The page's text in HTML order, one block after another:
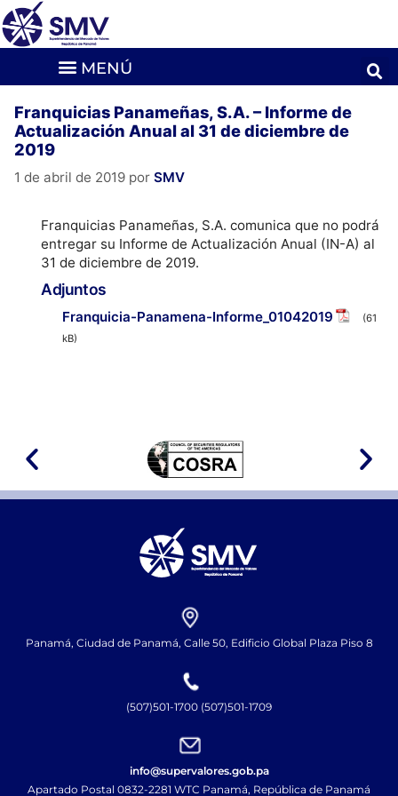
Franquicias Panameñas, S.A. – Informe de
Actualización Anual al 31 de diciembre de
2019
1 de abril de 2019 por SMV
Franquicias Panameñas, S.A. comunica que no podrá
entregar su Informe de Actualización Anual (IN-A) al
31 de diciembre de 2019.
Adjuntos
Franquicia-Panamena-Informe_01042019
(61
kB)
Panamá, Ciudad de Panamá, Calle 50, Edificio Global Plaza Piso 8
(507)501-1700 (507)501-1709
info@supervalores.gob.pa
Apartado Postal 0832-2281 WTC Panamá, República de Panamá​